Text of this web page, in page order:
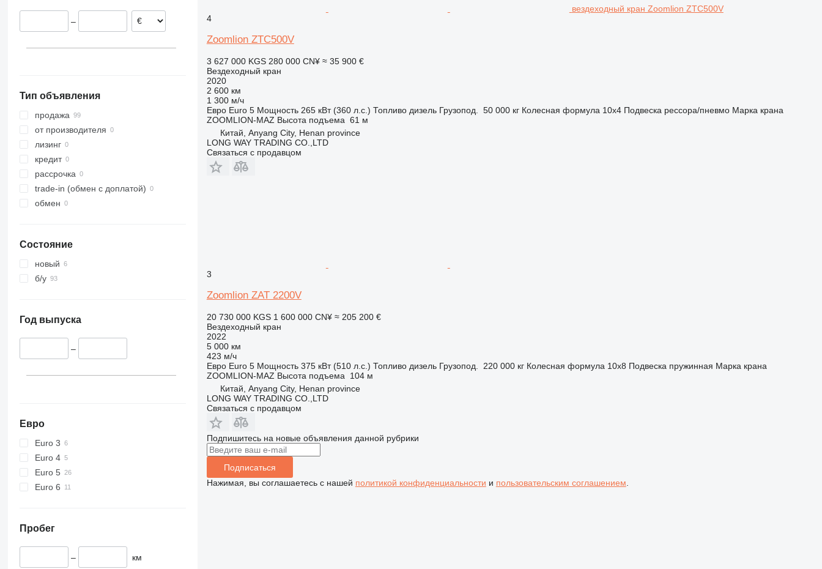
–
Тип объявления
продажа
от производителя
лизинг
кредит
рассрочка
trade-in (обмен с доплатой)
обмен
Состояние
новый
б/у
Год выпуска
–
Евро
Euro 3
Euro 4
Euro 5
Euro 6
Пробег
– км
вездеходный кран Zoomlion ZTC500V
4
Zoomlion ZTC500V
3 627 000 KGS 280 000 CN¥ ≈ 35 900 €
Вездеходный кран
2020
2 600 км
1 300 м/ч
Евро Euro 5 Мощность 265 кВт (360 л.с.) Топливо дизель Грузопод. 50 000 кг Колесная формула 10x4 Подвеска рессора/пневмо Марка крана
ZOOMLION-MAZ Высота подъема 61 м
Китай, Anyang City, Henan province
LONG WAY TRADING CO.,LTD
Связаться с продавцом
3
Zoomlion ZAT 2200V
20 730 000 KGS 1 600 000 CN¥ ≈ 205 200 €
Вездеходный кран
2022
5 000 км
423 м/ч
Евро Euro 5 Мощность 375 кВт (510 л.с.) Топливо дизель Грузопод. 220 000 кг Колесная формула 10x8 Подвеска пружинная Марка крана
ZOOMLION-MAZ Высота подъема
104 м
Китай, Anyang City, Henan province
LONG WAY TRADING CO.,LTD
Связаться с продавцом
Подпишитесь на новые объявления данной рубрики
Подписаться
Нажимая, вы соглашаетесь с нашей политикой конфиденциальности и пользовательским соглашением